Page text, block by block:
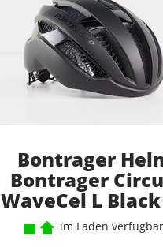
Bontrager
Bontrager
WaveCel L Black
im Laden verfügbar